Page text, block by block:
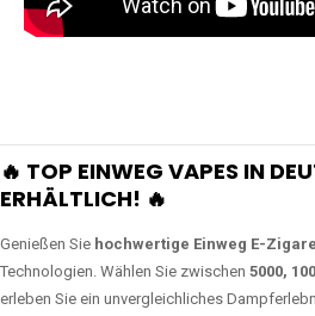
🔥 TOP EINWEG VAPES IN
ERHÄLTLICH! 🔥
Genießen Sie hochwertige Einweg E-
Technologien. Wählen Sie zwischen 5000,
erleben Sie ein unvergleichliches